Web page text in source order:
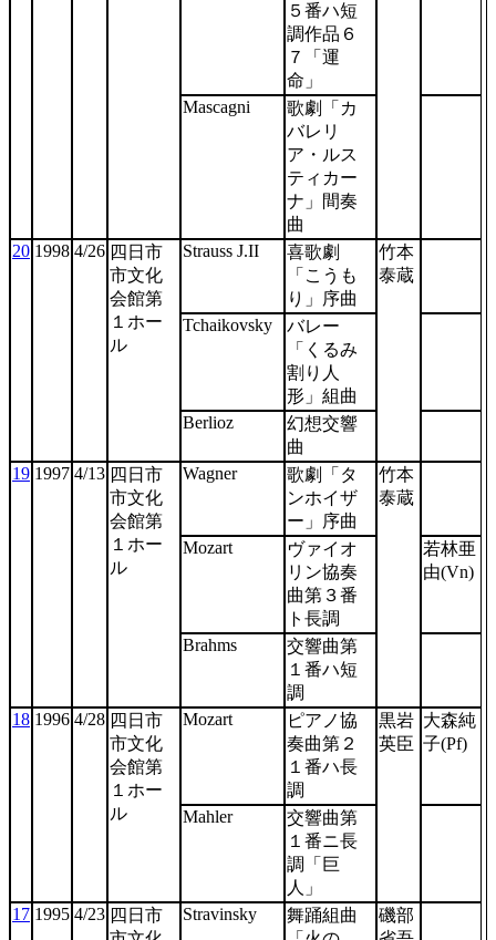
５番ハ短
調作品６
７「運
命」
Mascagni
歌劇「カ
バレリ
ア・ルス
ティカー
ナ」間奏
曲
20 1998 4/26 四日市
市文化
会館第
１ホー
ル
Strauss J.II
喜歌劇
「こうも
り」序曲
竹本
泰蔵
Tchaikovsky
バレー
「くるみ
割り人
形」組曲
Berlioz
幻想交響
曲
19 1997 4/13 四日市
市文化
会館第
１ホー
ル
Wagner
歌劇「タ
ンホイザ
ー」序曲
竹本
泰蔵
Mozart
ヴァイオ
リン協奏
曲第３番
ト長調
若林亜
由(Vn)
Brahms
交響曲第
１番ハ短
調
18 1996 4/28 四日市
市文化
会館第
１ホー
ル
Mozart
ピアノ協
奏曲第２
１番ハ長
調
黒岩
英臣
大森純
子(Pf)
Mahler
交響曲第
１番ニ長
調「巨
人」
17 1995 4/23 四日市
Stravinsky
舞踊組曲
磯部